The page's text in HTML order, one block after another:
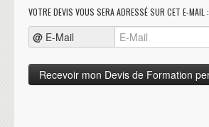
VOTRE DEVIS VOUS SERA ADRESSÉ SUR CET E-MAIL :
@ E-Mail